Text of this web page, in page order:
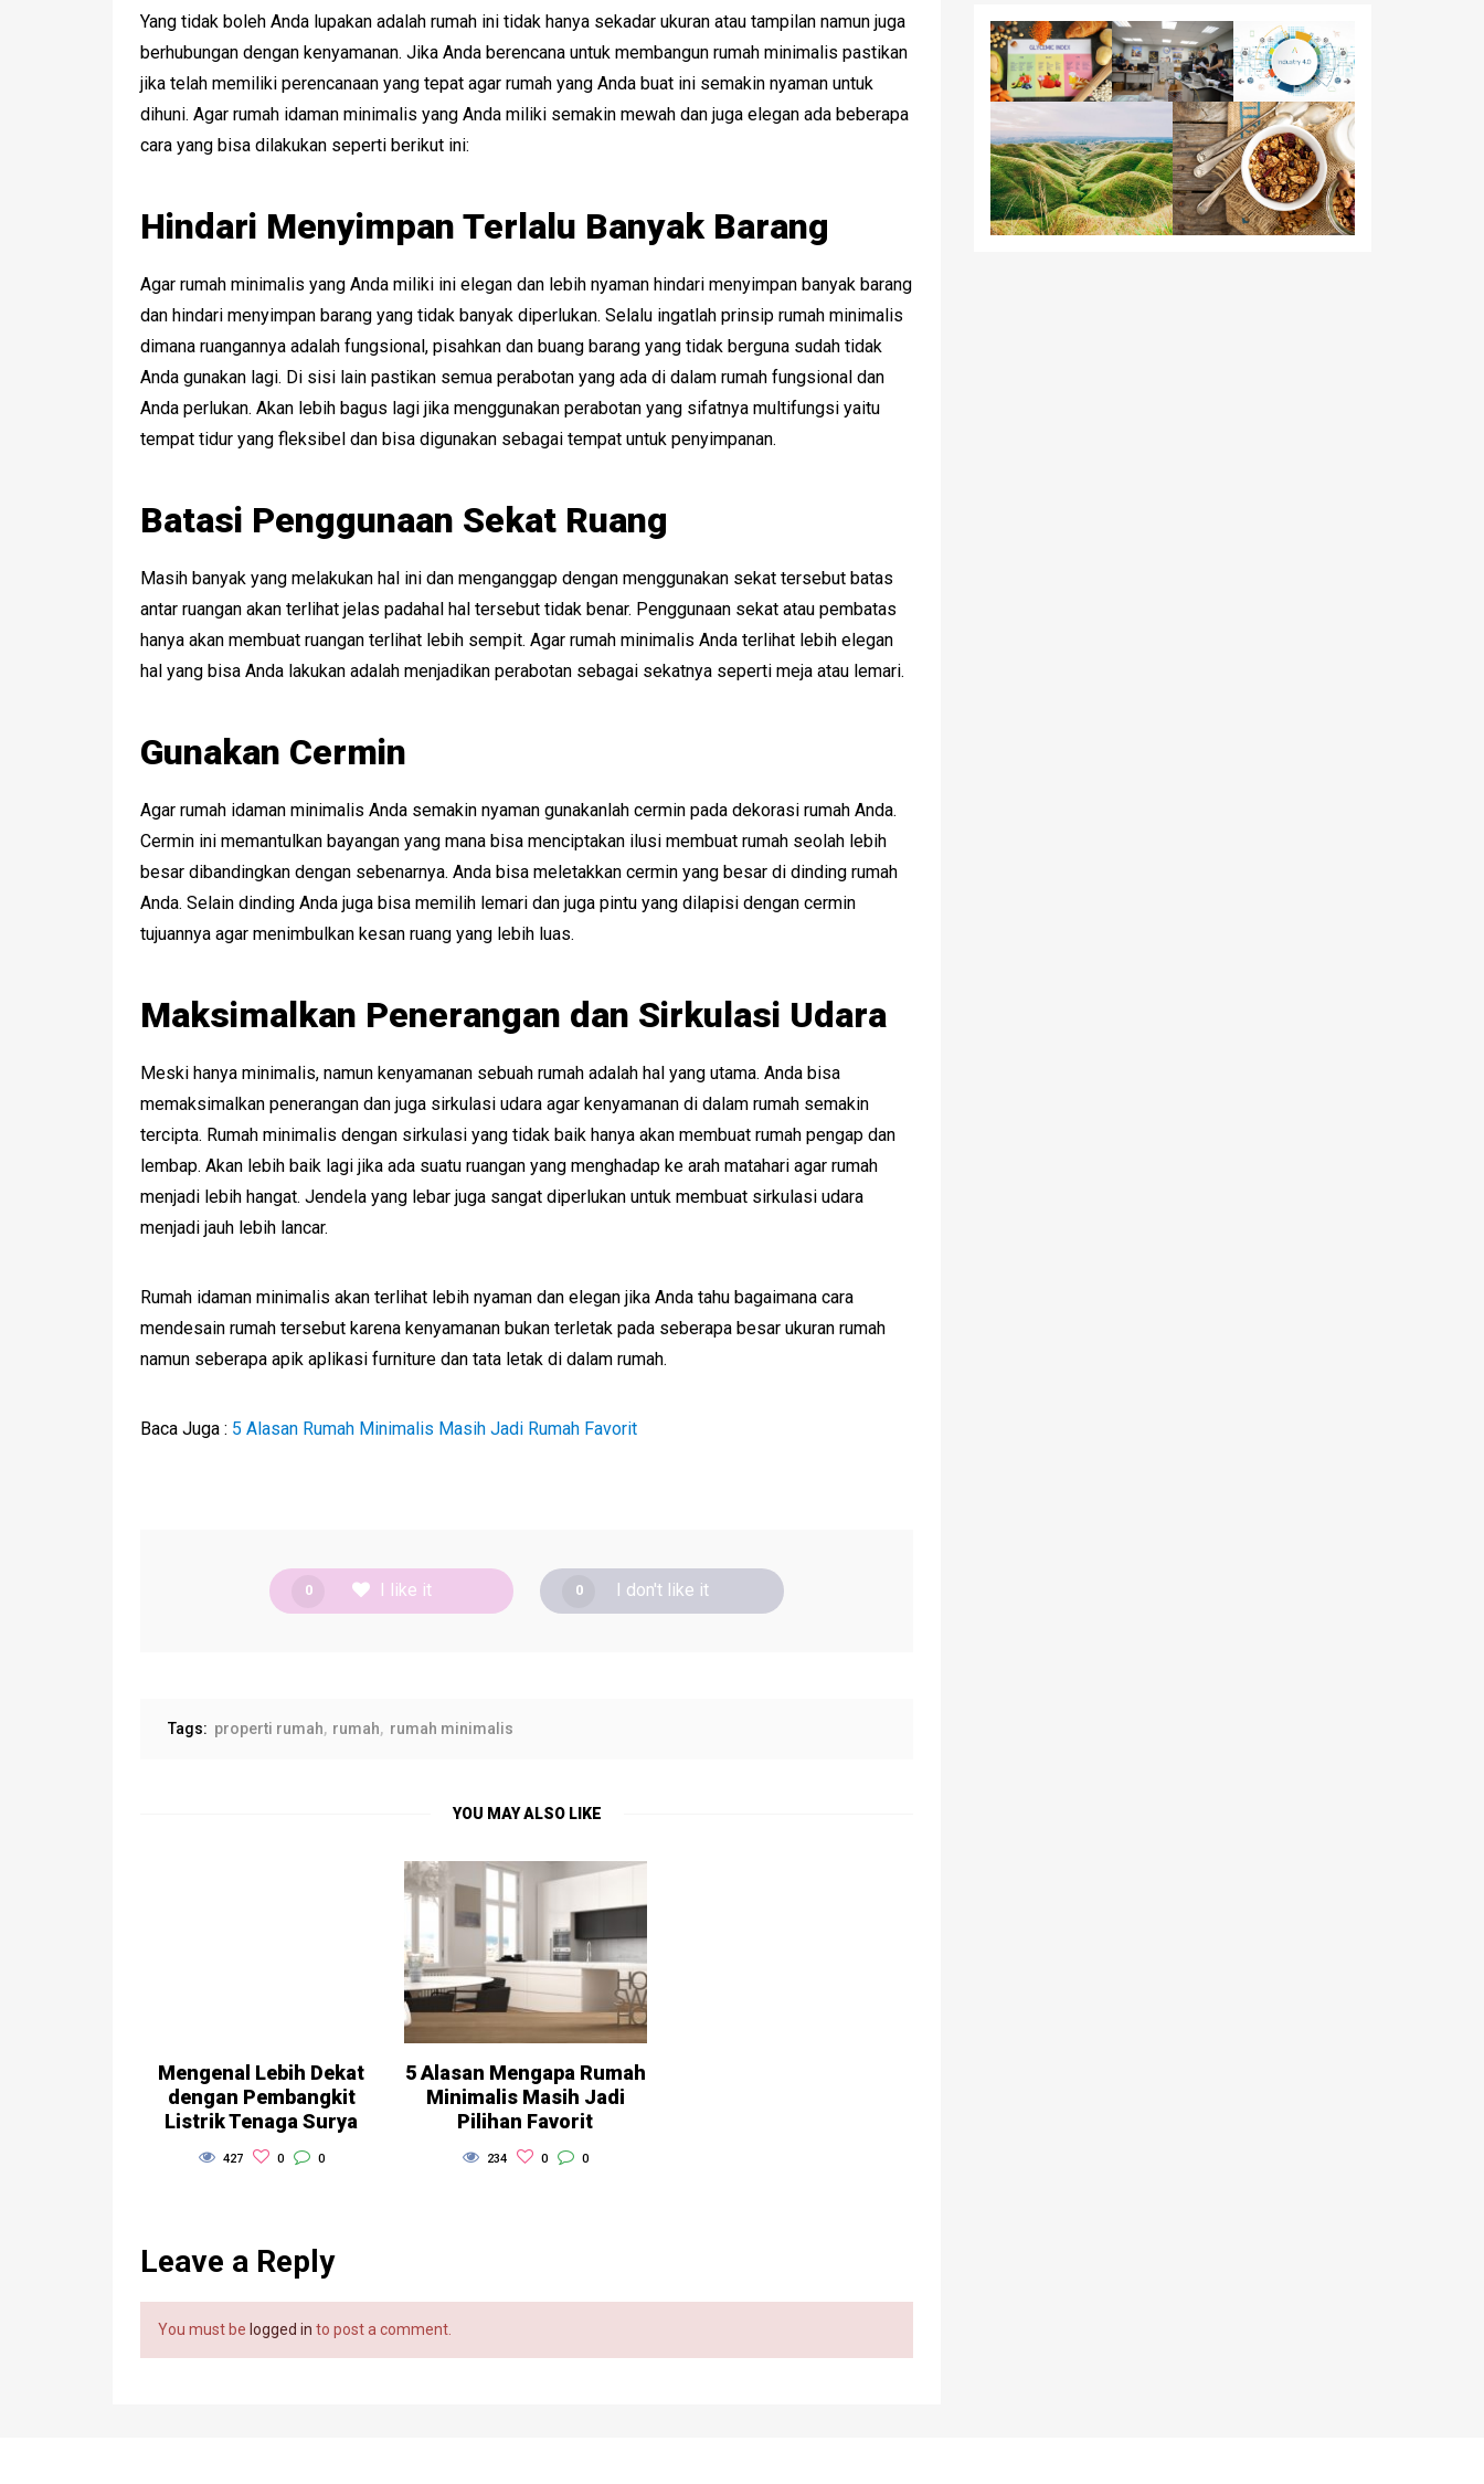
Yang tidak boleh Anda lupakan adalah rumah ini tidak hanya sekadar ukuran atau tampilan namun juga
berhubungan dengan kenyamanan. Jika Anda berencana untuk membangun rumah minimalis pastikan
jika telah memiliki perencanaan yang tepat agar rumah yang Anda buat ini semakin nyaman untuk
dihuni. Agar rumah idaman minimalis yang Anda miliki semakin mewah dan juga elegan ada beberapa
cara yang bisa dilakukan seperti berikut ini:
Hindari Menyimpan Terlalu Banyak Barang
Agar rumah minimalis yang Anda miliki ini elegan dan lebih nyaman hindari menyimpan banyak barang
dan hindari menyimpan barang yang tidak banyak diperlukan. Selalu ingatlah prinsip rumah minimalis
dimana ruangannya adalah fungsional, pisahkan dan buang barang yang tidak berguna sudah tidak
Anda gunakan lagi. Di sisi lain pastikan semua perabotan yang ada di dalam rumah fungsional dan
Anda perlukan. Akan lebih bagus lagi jika menggunakan perabotan yang sifatnya multifungsi yaitu
tempat tidur yang fleksibel dan bisa digunakan sebagai tempat untuk penyimpanan.
Batasi Penggunaan Sekat Ruang
Masih banyak yang melakukan hal ini dan menganggap dengan menggunakan sekat tersebut batas
antar ruangan akan terlihat jelas padahal hal tersebut tidak benar. Penggunaan sekat atau pembatas
hanya akan membuat ruangan terlihat lebih sempit. Agar rumah minimalis Anda terlihat lebih elegan
hal yang bisa Anda lakukan adalah menjadikan perabotan sebagai sekatnya seperti meja atau lemari.
Gunakan Cermin
Agar rumah idaman minimalis Anda semakin nyaman gunakanlah cermin pada dekorasi rumah Anda.
Cermin ini memantulkan bayangan yang mana bisa menciptakan ilusi membuat rumah seolah lebih
besar dibandingkan dengan sebenarnya. Anda bisa meletakkan cermin yang besar di dinding rumah
Anda. Selain dinding Anda juga bisa memilih lemari dan juga pintu yang dilapisi dengan cermin
tujuannya agar menimbulkan kesan ruang yang lebih luas.
Maksimalkan Penerangan dan Sirkulasi Udara
Meski hanya minimalis, namun kenyamanan sebuah rumah adalah hal yang utama. Anda bisa
memaksimalkan penerangan dan juga sirkulasi udara agar kenyamanan di dalam rumah semakin
tercipta. Rumah minimalis dengan sirkulasi yang tidak baik hanya akan membuat rumah pengap dan
lembap. Akan lebih baik lagi jika ada suatu ruangan yang menghadap ke arah matahari agar rumah
menjadi lebih hangat. Jendela yang lebar juga sangat diperlukan untuk membuat sirkulasi udara
menjadi jauh lebih lancar.
Rumah idaman minimalis akan terlihat lebih nyaman dan elegan jika Anda tahu bagaimana cara
mendesain rumah tersebut karena kenyamanan bukan terletak pada seberapa besar ukuran rumah
namun seberapa apik aplikasi furniture dan tata letak di dalam rumah.
Baca Juga : 5 Alasan Rumah Minimalis Masih Jadi Rumah Favorit
0 I like it 0 I don't like it
Tags: properti rumah rumah rumah minimalis
YOU MAY ALSO LIKE
Mengenal Lebih Dekat
dengan Pembangkit
Listrik Tenaga Surya
427 0 0
5 Alasan Mengapa Rumah
Minimalis Masih Jadi
Pilihan Favorit
234 0 0
Leave a Reply
You must be logged in to post a comment.